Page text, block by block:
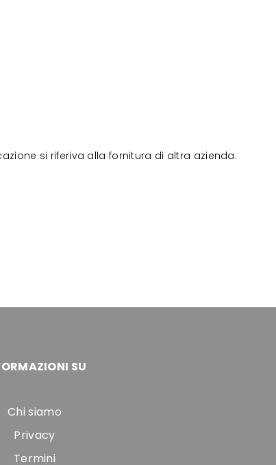
si riferiva alla fornitura di altra azienda.
SU
Chi siamo
Privacy
Termini